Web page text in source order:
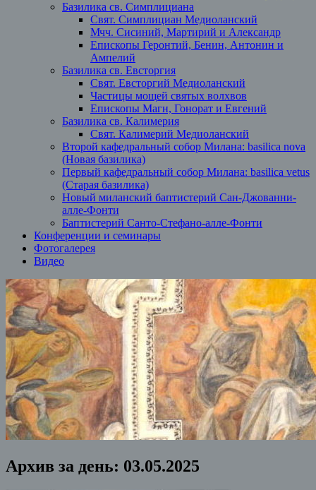
Базилика св. Симплициана
Свят. Симплициан Медиоланский
Мчч. Сисиний, Мартирий и Александр
Епископы Геронтий, Бенин, Антонин и
Ампелий
Базилика св. Евсторгия
Свят. Евсторгий Медиоланский
Частицы мощей святых волхвов
Епископы Магн, Гонорат и Евгений
Базилика св. Калимерия
Свят. Калимерий Медиоланский
Второй кафедральный собор Милана: basilica nova
(Новая базилика)
Первый кафедральный собор Милана: basilica vetus
(Старая базилика)
Новый миланский баптистерий Сан-Джованни-
алле-Фонти
Баптистерий Санто-Стефано-алле-Фонти
Конференции и семинары
Фотогалерея
Видео
Архив за день: 03.05.2025